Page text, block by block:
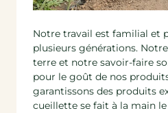
Notre travail est familial et
plusieurs générations.
terre et notre savoir-faire
pour le goût de nos
garantissons des produits
cueillette se fait à la main